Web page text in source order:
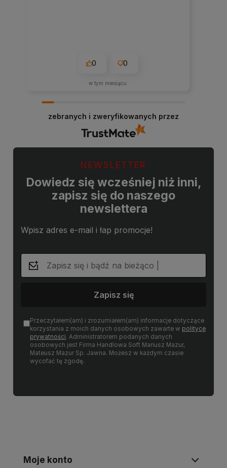
0 0
w tym miesiącu
zebranych i zweryfikowanych przez
NEWSLETTER
Dowiedz się wcześniej niż inni,
zapisz się do naszego
newslettera
Wpisz adres e-mail i łap promocje!
Zapisz się
Przeczytałem(am) i zrozumiałem(am) informacje dotyczące
korzystania z moich danych osobowych zawarte w polityce
prywatności. Administratorem podanych danych
osobowych jest Firma Handlowa Soft Mariusz Mazur,
Mateusz Mazur Sp. Jawna. Możesz w każdym czasie
wycofać tę zgodę.
Moje konto